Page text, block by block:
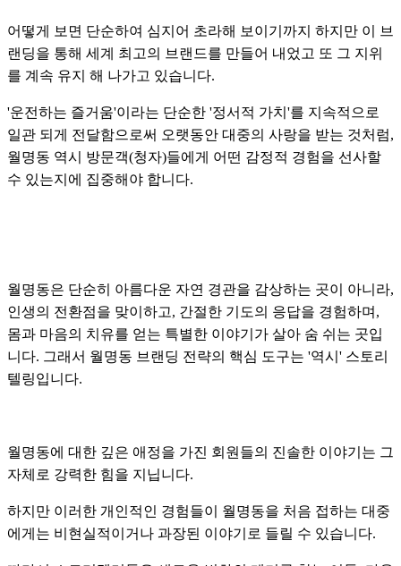
어떻게 보면 단순하여 심지어 초라해 보이기까지 하지만 이 브
랜딩을 통해 세계 최고의 브랜드를 만들어 내었고 또 그 지위
를 계속 유지 해 나가고 있습니다.
'운전하는 즐거움'이라는 단순한 '정서적 가치'를 지속적으로
일관 되게 전달함으로써 오랫동안 대중의 사랑을 받는 것처럼,
월명동 역시 방문객(청자)들에게 어떤 감정적 경험을 선사할
수 있는지에 집중해야 합니다.
월명동은 단순히 아름다운 자연 경관을 감상하는 곳이 아니라,
인생의 전환점을 맞이하고, 간절한 기도의 응답을 경험하며,
몸과 마음의 치유를 얻는 특별한 이야기가 살아 숨 쉬는 곳입
니다. 그래서 월명동 브랜딩 전략의 핵심 도구는 '역시' 스토리
텔링입니다.
월명동에 대한 깊은 애정을 가진 회원들의 진솔한 이야기는 그
자체로 강력한 힘을 지닙니다.
하지만 이러한 개인적인 경험들이 월명동을 처음 접하는 대중
에게는 비현실적이거나 과장된 이야기로 들릴 수 있습니다.